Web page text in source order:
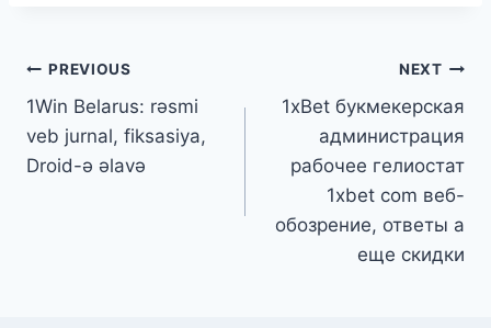
PREVIOUS
1Win Belarus: rəsmi
veb jurnal, fiksasiya,
Droid-ə əlavə
NEXT
1хBet букмекерская
администрация
рабочее гелиостат
1xbet com веб-
обозрение, ответы а
еще скидки